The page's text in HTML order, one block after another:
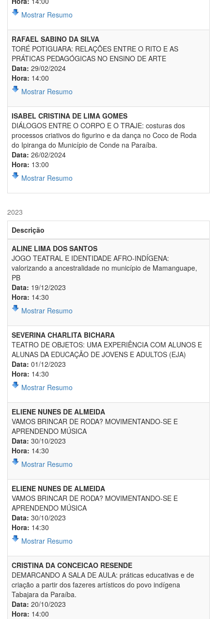
Mostrar Resumo
RAFAEL SABINO DA SILVA
TORÉ POTIGUARA: RELAÇÕES ENTRE O RITO E AS
PRÁTICAS PEDAGÓGICAS NO ENSINO DE ARTE
Data: 29/02/2024
Hora: 14:00
Mostrar Resumo
ISABEL CRISTINA DE LIMA GOMES
DIÁLOGOS ENTRE O CORPO E O TRAJE: costuras dos
processos criativos do figurino e da dança no Coco de Roda
do Ipiranga do Município de Conde na Paraíba.
Data: 26/02/2024
Hora: 13:00
Mostrar Resumo
2023
Descrição
ALINE LIMA DOS SANTOS
JOGO TEATRAL E IDENTIDADE AFRO-INDÍGENA:
valorizando a ancestralidade no município de Mamanguape,
PB
Data: 19/12/2023
Hora: 14:30
Mostrar Resumo
SEVERINA CHARLITA BICHARA
TEATRO DE OBJETOS: UMA EXPERIÊNCIA COM ALUNOS E
ALUNAS DA EDUCAÇÃO DE JOVENS E ADULTOS (EJA)
Data: 01/12/2023
Hora: 14:30
Mostrar Resumo
ELIENE NUNES DE ALMEIDA
VAMOS BRINCAR DE RODA? MOVIMENTANDO-SE E
APRENDENDO MÚSICA
Data: 30/10/2023
Hora: 14:30
Mostrar Resumo
ELIENE NUNES DE ALMEIDA
VAMOS BRINCAR DE RODA? MOVIMENTANDO-SE E
APRENDENDO MÚSICA
Data: 30/10/2023
Hora: 14:30
Mostrar Resumo
CRISTINA DA CONCEICAO RESENDE
DEMARCANDO A SALA DE AULA: práticas educativas e de
criação a partir dos fazeres artísticos do povo indígena
Tabajara da Paraíba.
Data: 20/10/2023
Hora: 14:00